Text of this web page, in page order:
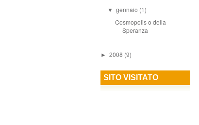
▼gennaio (1)
Cosmopolis o della
Speranza
► 2008 (9)
SITO VISITATO